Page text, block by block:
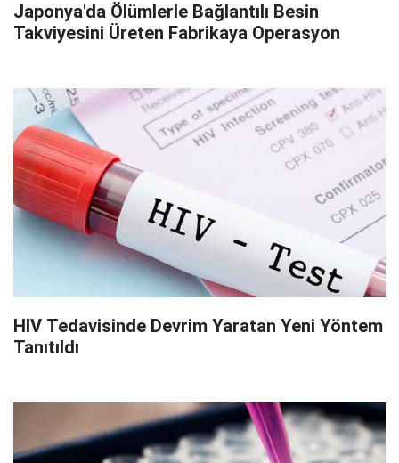
Japonya'da Ölümlerle Bağlantılı Besin
Takviyesini Üreten Fabrikaya Operasyon
HIV Tedavisinde Devrim Yaratan Yeni Yöntem
Tanıtıldı